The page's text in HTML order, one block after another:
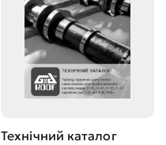
Технічний каталог